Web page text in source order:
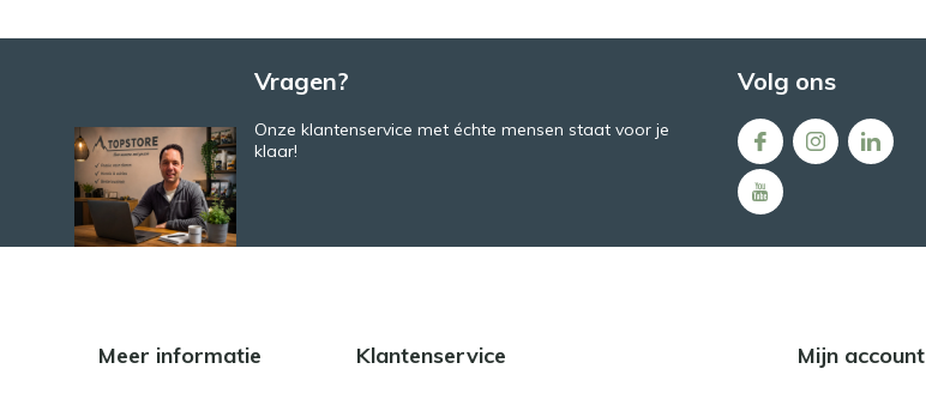
Vragen?
Onze klantenservice met échte mensen staat voor je
klaar!
Volg ons
Meer informatie Klantenservice Mijn account